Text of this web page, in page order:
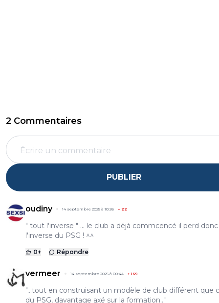
2 Commentaires
PUBLIER
oudiny 14 septembre 2025 à 10:26 + 22
" tout l'inverse " ... le club a déjà commcencé il perd
l'inverse du PSG ! ^^
0+ Répondre
vermeer 14 septembre 2025 à 00:44 +169
"...tout en construisant un modèle de club différent que
du PSG, davantage axé sur la formation..."